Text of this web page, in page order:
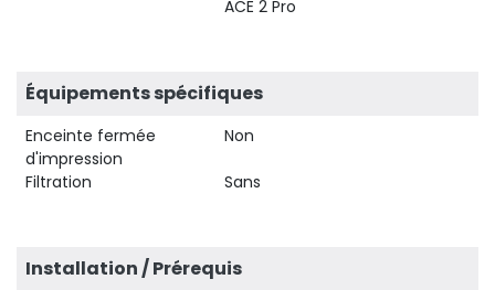
ACE 2 Pro
Équipements spécifiques
Enceinte fermée
d'impression
Non
Filtration Sans
Installation / Prérequis